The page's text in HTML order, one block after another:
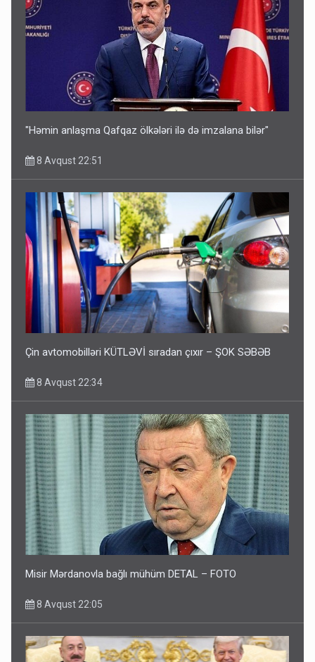
"Həmin anlaşma Qafqaz ölkələri ilə də imzalana bilər"
8 Avqust 22:51
Çin avtomobilləri KÜTLƏVİ sıradan çıxır – ŞOK SƏBƏB
8 Avqust 22:34
Misir Mərdanovla bağlı mühüm DETAL – FOTO
8 Avqust 22:05